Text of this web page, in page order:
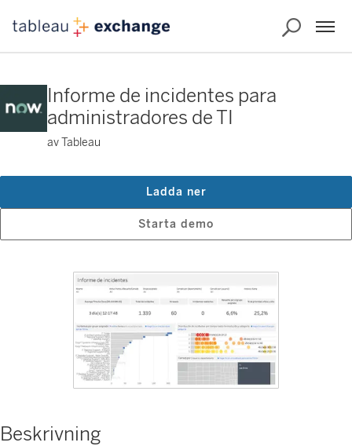
Informe de incidentes para
administradores de TI
av Tableau
Starta demo
Ladda ner
Beskrivning